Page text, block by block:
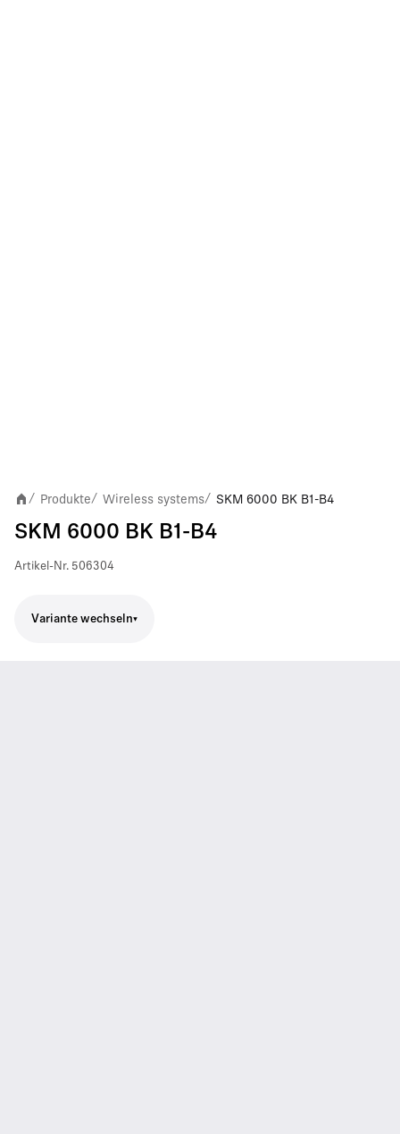
/ Produkte/ Wireless systems/ SKM 6000 BK B1-B4
SKM 6000 BK B1-B4
Artikel-Nr. 506304
Variante wechseln